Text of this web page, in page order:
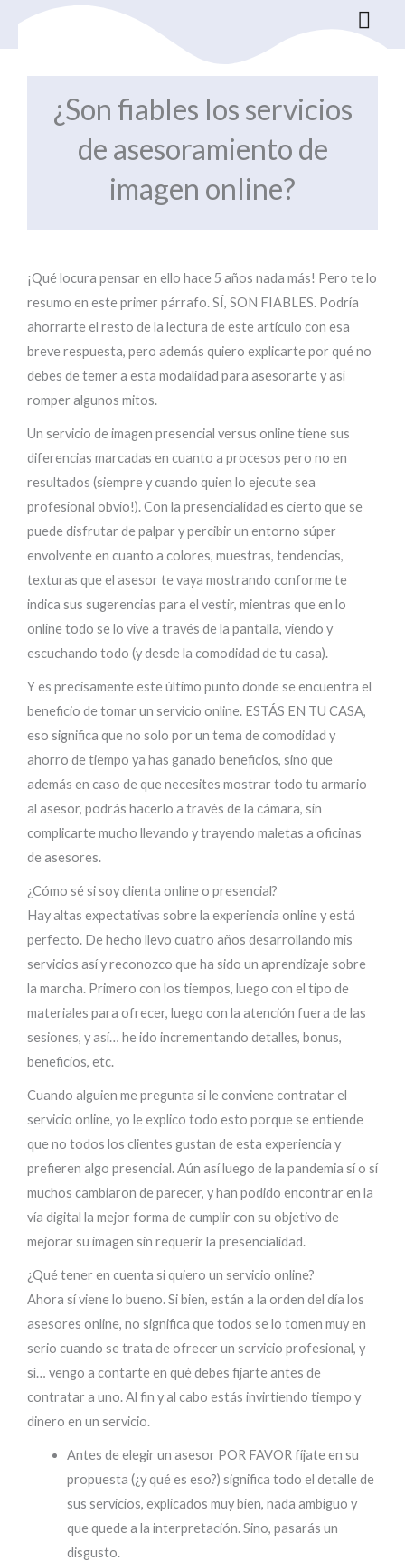
¿Son fiables los servicios
de asesoramiento de
imagen online?
¡Qué locura pensar en ello hace 5 años nada más! Pero te lo
resumo en este primer párrafo. SÍ, SON FIABLES. Podría
ahorrarte el resto de la lectura de este artículo con esa
breve respuesta, pero además quiero explicarte por qué no
debes de temer a esta modalidad para asesorarte y así
romper algunos mitos.
Un servicio de imagen presencial versus online tiene sus
diferencias marcadas en cuanto a procesos pero no en
resultados (siempre y cuando quien lo ejecute sea
profesional obvio!). Con la presencialidad es cierto que se
puede disfrutar de palpar y percibir un entorno súper
envolvente en cuanto a colores, muestras, tendencias,
texturas que el asesor te vaya mostrando conforme te
indica sus sugerencias para el vestir, mientras que en lo
online todo se lo vive a través de la pantalla, viendo y
escuchando todo (y desde la comodidad de tu casa).
Y es precisamente este último punto donde se encuentra el
beneficio de tomar un servicio online. ESTÁS EN TU CASA,
eso significa que no solo por un tema de comodidad y
ahorro de tiempo ya has ganado beneficios, sino que
además en caso de que necesites mostrar todo tu armario
al asesor, podrás hacerlo a través de la cámara, sin
complicarte mucho llevando y trayendo maletas a oficinas
de asesores.
¿Cómo sé si soy clienta online o presencial?
Hay altas expectativas sobre la experiencia online y está
perfecto. De hecho llevo cuatro años desarrollando mis
servicios así y reconozco que ha sido un aprendizaje sobre
la marcha. Primero con los tiempos, luego con el tipo de
materiales para ofrecer, luego con la atención fuera de las
sesiones, y así… he ido incrementando detalles, bonus,
beneficios, etc.
Cuando alguien me pregunta si le conviene contratar el
servicio online, yo le explico todo esto porque se entiende
que no todos los clientes gustan de esta experiencia y
prefieren algo presencial. Aún así luego de la pandemia sí o sí
muchos cambiaron de parecer, y han podido encontrar en la
vía digital la mejor forma de cumplir con su objetivo de
mejorar su imagen sin requerir la presencialidad.
¿Qué tener en cuenta si quiero un servicio online?
Ahora sí viene lo bueno. Si bien, están a la orden del día los
asesores online, no significa que todos se lo tomen muy en
serio cuando se trata de ofrecer un servicio profesional, y
sí… vengo a contarte en qué debes fijarte antes de
contratar a uno. Al fin y al cabo estás invirtiendo tiempo y
dinero en un servicio.
Antes de elegir un asesor POR FAVOR fíjate en su
propuesta (¿y qué es eso?) significa todo el detalle de
sus servicios, explicados muy bien, nada ambiguo y
que quede a la interpretación. Sino, pasarás un
disgusto.